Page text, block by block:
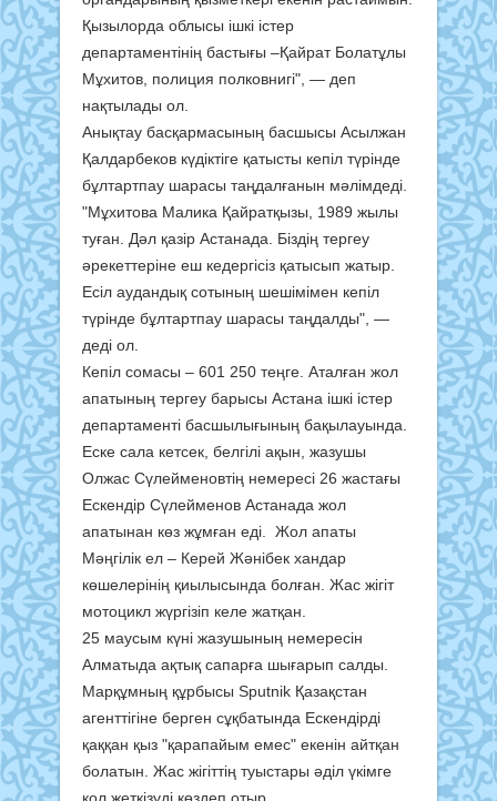
Қызылорда облысы ішкі істер
департаментінің бастығы –Қайрат Болатұлы
Мұхитов, полиция полковнигі", — деп
нақтылады ол.
Анықтау басқармасының басшысы Асылжан
Қалдарбеков күдіктіге қатысты кепіл түрінде
бұлтартпау шарасы таңдалғанын мәлімдеді.
"Мұхитова Малика Қайратқызы, 1989 жылы
туған. Дәл қазір Астанада. Біздің тергеу
әрекеттеріне еш кедергісіз қатысып жатыр.
Есіл аудандық сотының шешімімен кепіл
түрінде бұлтартпау шарасы таңдалды", —
деді ол.
Кепіл сомасы – 601 250 теңге. Аталған жол
апатының тергеу барысы Астана ішкі істер
департаменті басшылығының бақылауында.
Еске сала кетсек, белгілі ақын, жазушы
Олжас Сүлейменовтің немересі 26 жастағы
Ескендір Сүлейменов Астанада жол
апатынан көз жұмған еді. Жол апаты
Мәңгілік ел – Керей Жәнібек хандар
көшелерінің қиылысында болған. Жас жігіт
мотоцикл жүргізіп келе жатқан.
25 маусым күні жазушының немересін
Алматыда ақтық сапарға шығарып салды.
Марқұмның құрбысы Sputnik Қазақстан
агенттігіне берген сұқбатында Ескендірді
қаққан қыз "қарапайым емес" екенін айтқан
болатын. Жас жігіттің туыстары әділ үкімге